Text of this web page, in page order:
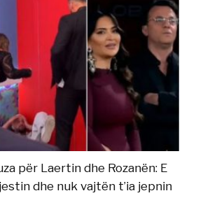
për Laertin dhe Rozanën: E
dhe nuk vajtën t’ia jepnin